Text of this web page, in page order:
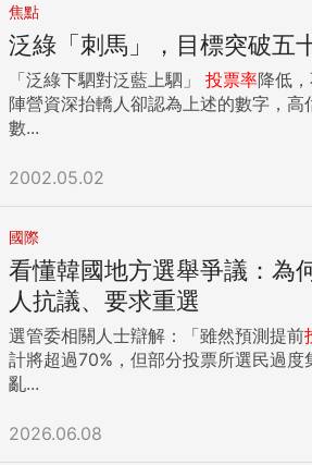
焦點
泛綠「刺馬」，目標突破五
「泛綠下駟對泛藍上駟」 投票率降低，不
陣營資深抬轎人卻認為上述的數字，高
數...
2002.05.02
國際
看懂韓國地方選舉爭議：為
人抗議、要求重選
選管委相關人士辯解：「雖然預測提前
計將超過70%，但部分投票所選民過度
亂...
2026.06.08